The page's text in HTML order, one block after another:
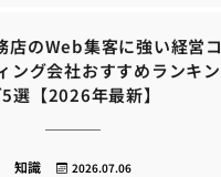
店のWeb集客に強い経営コ
ング会社おすすめランキン
選【2026年最新】
2026.07.06
知識